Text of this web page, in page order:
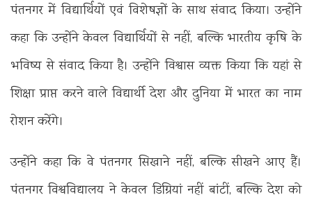
पंतनगर में विद्यार्थियों एवं विशेषज्ञों के साथ संवाद किया। उन्होंने
कहा कि उन्होंने केवल विद्यार्थियों से नहीं, बल्कि भारतीय कृषि के
भविष्य से संवाद किया है। उन्होंने विश्वास व्यक्त किया कि यहां से
शिक्षा प्राप्त करने वाले विद्यार्थी देश और दुनिया में भारत का नाम
रोशन करेंगे।
उन्होंने कहा कि वे पंतनगर सिखाने नहीं, बल्कि सीखने आए हैं।
पंतनगर विश्वविद्यालय ने केवल डिग्रियां नहीं बांटीं, बल्कि देश को